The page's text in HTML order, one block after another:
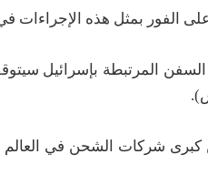
الفور بمثل هذه الإجراءات في
المرتبطة بإسرائيل
شركات الشحن في العالم